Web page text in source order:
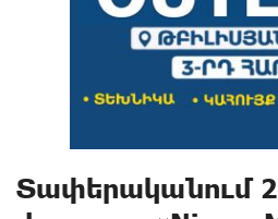
Տափերականում